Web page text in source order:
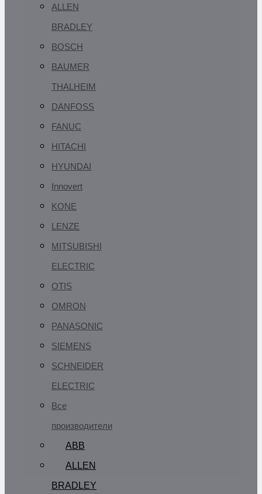
ALLEN
BRADLEY
BOSCH
BAUMER
THALHEIM
DANFOSS
FANUC
HITACHI
HYUNDAI
Innovert
KONE
LENZE
MITSUBISHI
ELECTRIC
OTIS
OMRON
PANASONIC
SIEMENS
SCHNEIDER
ELECTRIC
Все
производители
ABB
ALLEN
BRADLEY